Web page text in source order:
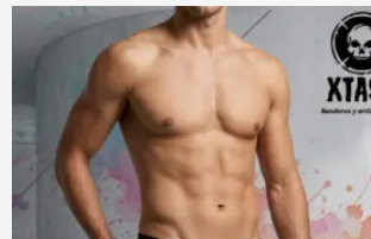
$150.00